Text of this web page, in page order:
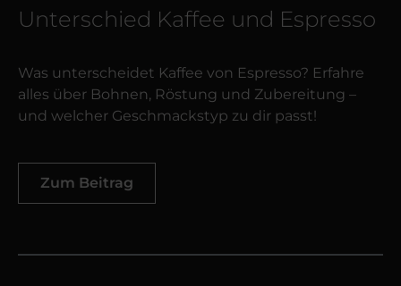
Unterschied Kaffee und Espresso
Was unterscheidet Kaffee von Espresso? Erfahre
alles über Bohnen, Röstung und Zubereitung –
und welcher Geschmackstyp zu dir passt!
Zum Beitrag